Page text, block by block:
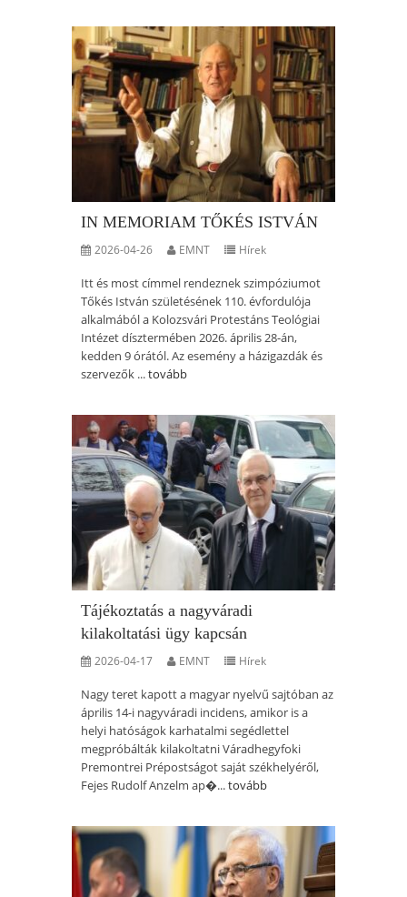
IN MEMORIAM TŐKÉS ISTVÁN
2026-04-26 EMNT Hírek
Itt és most címmel rendeznek szimpóziumot
Tőkés István születésének 110. évfordulója
alkalmából a Kolozsvári Protestáns Teológiai
Intézet dísztermében 2026. április 28-án,
kedden 9 órától. Az esemény a házigazdák és
szervezők ...tovább
Tájékoztatás a nagyváradi
kilakoltatási ügy kapcsán
2026-04-17 EMNT Hírek
Nagy teret kapott a magyar nyelvű sajtóban az
április 14-i nagyváradi incidens, amikor is a
helyi hatóságok karhatalmi segédlettel
megpróbálták kilakoltatni Váradhegyfoki
Premontrei Prépostságot saját székhelyéről,
Fejes Rudolf Anzelm ap�...tovább